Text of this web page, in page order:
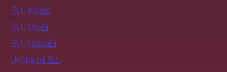
SLU Alnarp
SLU Umeå
SLU Uppsala
Jobba på SLU